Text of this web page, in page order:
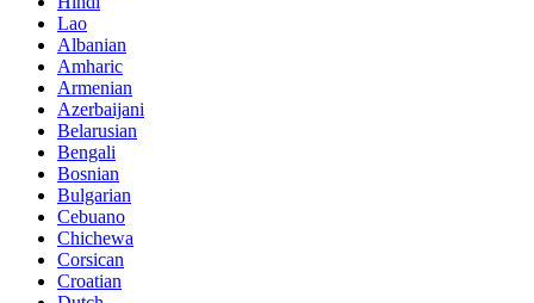
Lao
Albanian
Amharic
Armenian
Azerbaijani
Belarusian
Bengali
Bosnian
Bulgarian
Cebuano
Chichewa
Corsican
Croatian